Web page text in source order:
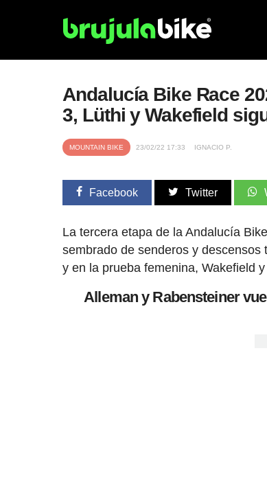
Andalucía Bike Race
3, Lüthi y Wakefield
MOUNTAIN BIKE 23/02/22 17:33 IGNACIO P.
Facebook Twitter
La tercera etapa de la Andalucía
sembrado de senderos y
y en la prueba femenina, Wakefield
Alleman y Rabensteiner